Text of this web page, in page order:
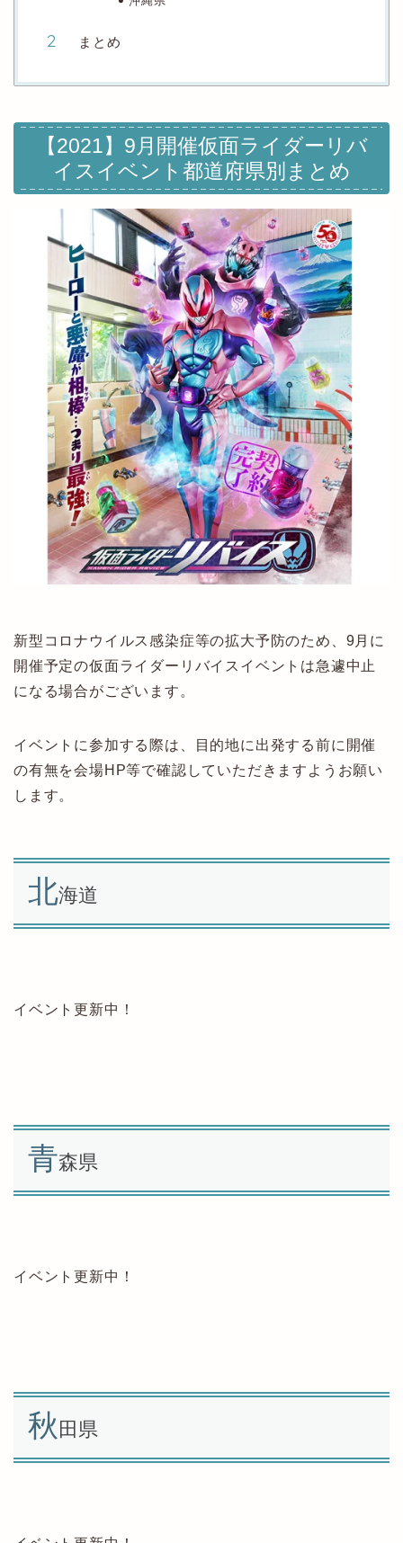
まとめ
【2021】9月開催仮面ライダーリバ
イスイベント都道府県別まとめ
新型コロナウイルス感染症等の拡大予防のため、9月に
開催予定の仮面ライダーリバイスイベントは急遽中止
になる場合がございます。
イベントに参加する際は、目的地に出発する前に開催
の有無を会場HP等で確認していただきますようお願い
します。
北海道
イベント更新中！
青森県
イベント更新中！
秋 田県